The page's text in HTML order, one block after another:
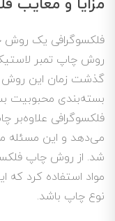
مزایا و معایب
فلکسوگرافی یک روش
روش چاپ تمبر
گذشت زمان این روش
بسته‌بندی محبوبیت
فلکسوگرافی علاوه‌بر
می‌دهد و این مسئله
شد. از روش چاپ
مواد استفاده کرد که
نوع چاپ باشد.